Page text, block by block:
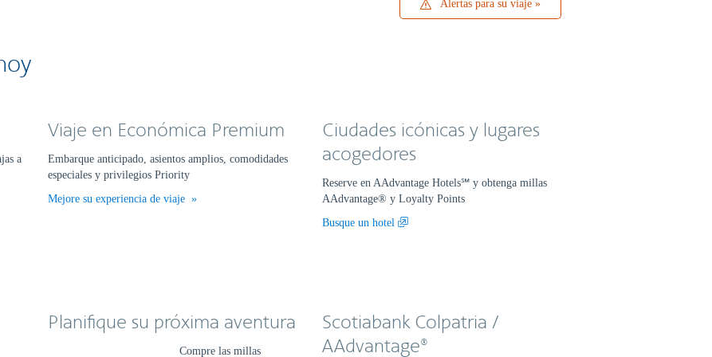
Alertas para su viaje
Alertas
para
a
Viaje en Económica Premium
Embarque anticipado, asientos amplios, comodidades
especiales y privilegios Priority
Mejore su experiencia de viaje
Ciudades icónicas y lugares
acogedores
Reserve en AAdvantage Hotels℠ y obtenga millas
AAdvantage® y Loyalty Points
Busque un hotel
Planifique su próxima aventura
Compre las millas
Scotiabank Colpatria /
AAdvantage®